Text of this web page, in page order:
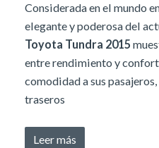
2018»
Considerada en el mundo
elegante y poderosa del
Toyota Tundra 2015
entre rendimiento y
comodidad a sus
traseros
Leer más